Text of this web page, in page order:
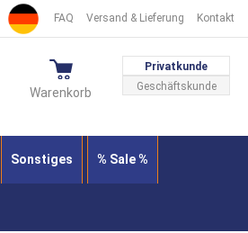
FAQ Versand & Lieferung Kontakt
Privatkunde
Geschäftskunde
Warenkorb
Sonstiges % Sale %